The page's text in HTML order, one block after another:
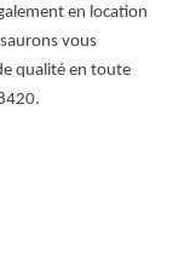
en location
vous
qualité en toute